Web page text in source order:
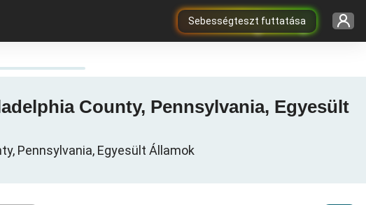
Sebességteszt futtatása
County, Pennsylvania, Egyesült
Pennsylvania, Egyesült Államok